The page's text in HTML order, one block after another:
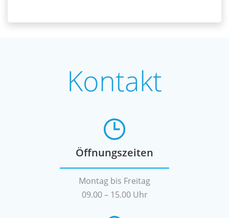
Kontakt
Öffnungszeiten
Montag bis Freitag
09.00 – 15.00 Uhr